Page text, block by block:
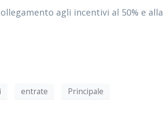
agli incentivi al 50% e
entrate Principale